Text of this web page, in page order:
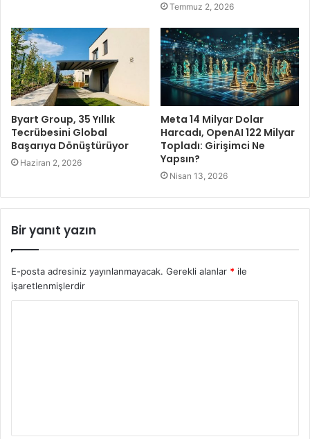
Temmuz 2, 2026
Byart Group, 35 Yıllık
Tecrübesini Global
Başarıya Dönüştürüyor
Haziran 2, 2026
Meta 14 Milyar Dolar
Harcadı, OpenAI 122 Milyar
Topladı: Girişimci Ne
Yapsın?
Nisan 13, 2026
Bir yanıt yazın
E-posta adresiniz yayınlanmayacak. Gerekli alanlar * ile
işaretlenmişlerdir